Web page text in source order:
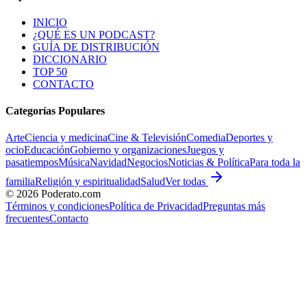
INICIO
¿QUÉ ES UN PODCAST?
GUÍA DE DISTRIBUCIÓN
DICCIONARIO
TOP 50
CONTACTO
Categorías Populares
ArteCiencia y medicinaCine & TelevisiónComediaDeportes y
ocioEducaciónGobierno y organizacionesJuegos y
pasatiemposMúsicaNavidadNegociosNoticias & PolíticaPara toda la
familiaReligión y espiritualidadSaludVer todas
© 2026 Poderato.com
Términos y condicionesPolítica de PrivacidadPreguntas más
frecuentesContacto